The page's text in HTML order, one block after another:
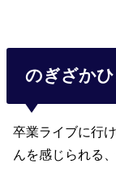
のぎざかひ
卒業ライブに行
んを感じられる